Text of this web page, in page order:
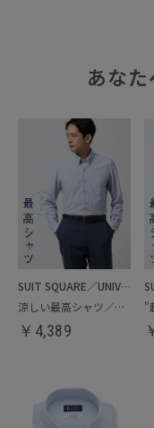
あな
SUIT SQUARE／UNIVERSAL LANGUAGE
涼しい最高シャツ／ノンアイロンジャージードレスシャツ
￥ 4,389